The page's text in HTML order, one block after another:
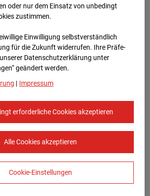
Zur Übersicht
oder nur dem Einsatz von unbedingt
zustimmen.
Einwilligung selbstverständlich
für die Zukunft widerrufen. Ihre Prä­fe­
Datenschutzerklärung unter
geändert werden.
| Impressum
erforderliche Cookies akzeptieren
Alle Cookies akzeptieren
Cookie-Einstellungen